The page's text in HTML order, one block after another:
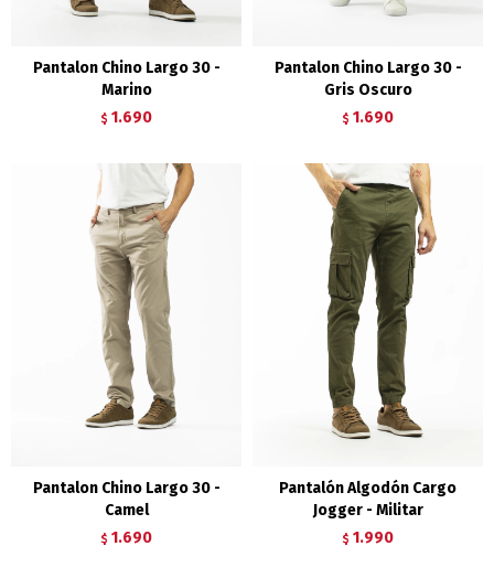
Pantalon Chino Largo 30 -
Marino
$ 1.690
Pantalon Chino Largo 30 -
Gris Oscuro
$ 1.690
Pantalon Chino Largo 30 -
Camel
$ 1.690
Pantalón Algodón Cargo
Jogger - Militar
$ 1.990